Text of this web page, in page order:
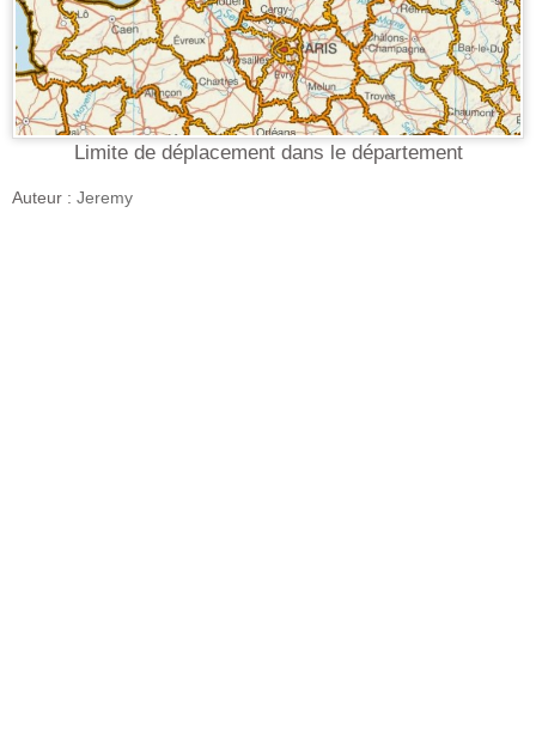
Limite de déplacement dans le département
Auteur : Jeremy